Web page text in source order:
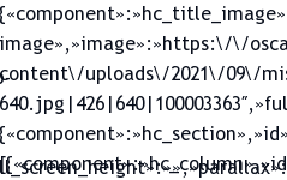
image»,»image»:»https:\/\/
uploads\/2021\/09\/